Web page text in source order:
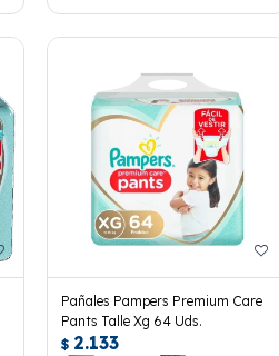
Pañales Pampers Premium Care
Pants Talle Xg 64 Uds.
$ 2.133